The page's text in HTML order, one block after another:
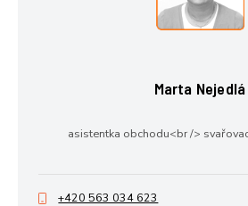
Marta Nejedlá
asistentka obchodu<br />
+420 563 034 623